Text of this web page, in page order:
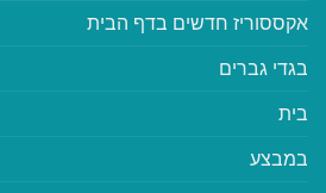
אקססוריז חדשים בדף הבית
בגדי גברים
בית
במבצע